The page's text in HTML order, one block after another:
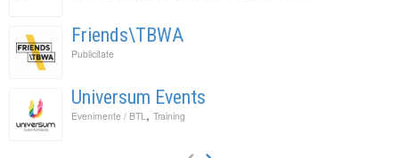
Friends\TBWA
Publicitate
Universum Events
Evenimente / BTL , Training